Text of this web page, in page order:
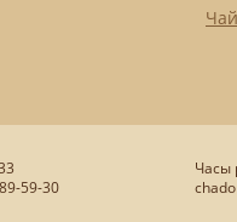
59-30
Часы